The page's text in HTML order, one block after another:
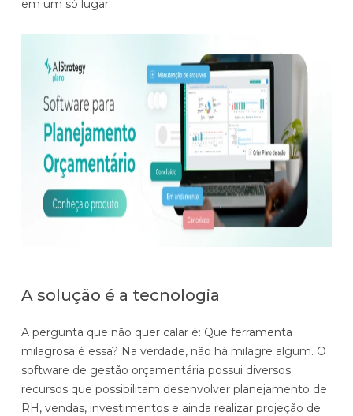
em um só lugar.
A solução é a tecnologia
A pergunta que não quer calar é: Que ferramenta
milagrosa é essa? Na verdade, não há milagre algum. O
software de gestão orçamentária possui diversos
recursos que possibilitam desenvolver planejamento de
RH, vendas, investimentos e ainda realizar projeção de